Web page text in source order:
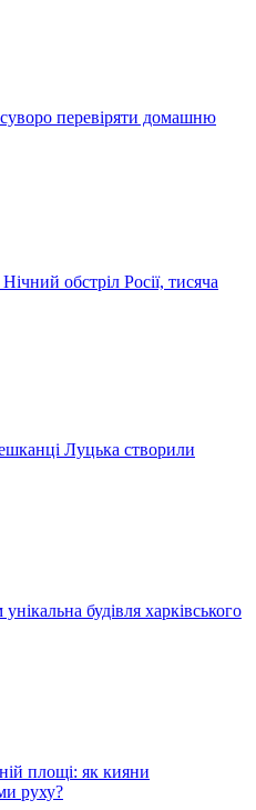
перевіряти домашню
обстріл Росії, тисяча
Луцька створили
будівля харківського
площі: як кияни
руху?